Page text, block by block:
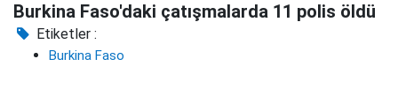
Burkina Faso'daki çatışmalarda 11 polis öldü
Etiketler :
Burkina Faso